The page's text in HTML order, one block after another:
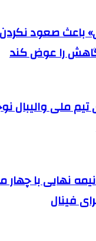
باعث صعود
را عوض کند
ملی والیبال
نیمه نهایی با
فینال